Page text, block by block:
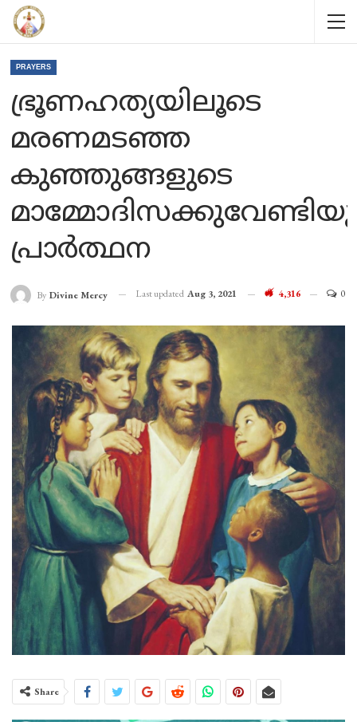
PRAYERS
ഭ്രൂണഹത്യയിലൂടെ
മരണമടഞ്ഞ
കുഞ്ഞുങ്ങളുടെ
പ്രാർത്ഥന
By Divine Mercy Last updated Aug 3, 2021 4,316 0
Share